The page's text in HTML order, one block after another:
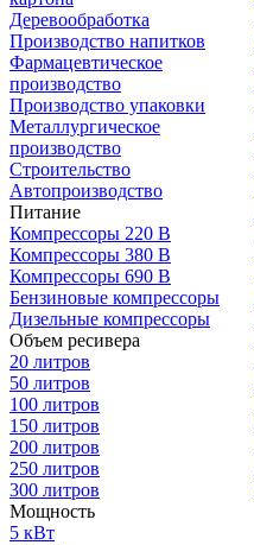
Деревообработка
Производство напитков
Фармацевтическое
производство
Производство упаковки
Металлургическое
производство
Строительство
Автопроизводство
Питание
Компрессоры 220 В
Компрессоры 380 В
Компрессоры 690 В
Бензиновые компрессоры
Дизельные компрессоры
Объем ресивера
20 литров
50 литров
100 литров
150 литров
200 литров
250 литров
300 литров
Мощность
5 кВт